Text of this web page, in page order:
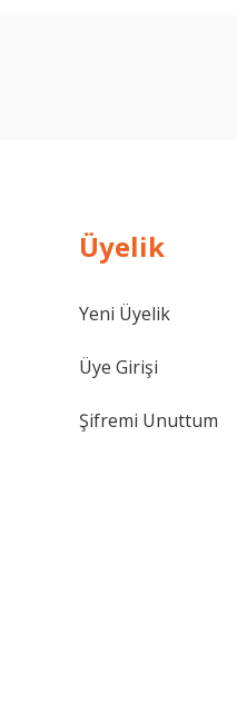
Üyelik
Yeni Üyelik
Üye Girişi
Şifremi Unuttum